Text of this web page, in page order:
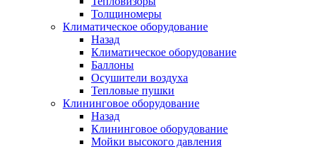
Толщиномеры
Климатическое оборудование
Назад
Климатическое оборудование
Баллоны
Осушители воздуха
Тепловые пушки
Клининговое оборудование
Назад
Клининговое оборудование
Мойки высокого давления